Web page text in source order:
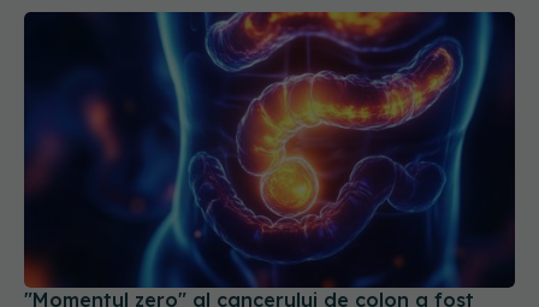
"Momentul zero" al cancerului de colon a fost